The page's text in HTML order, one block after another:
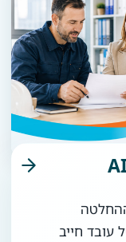
חייב